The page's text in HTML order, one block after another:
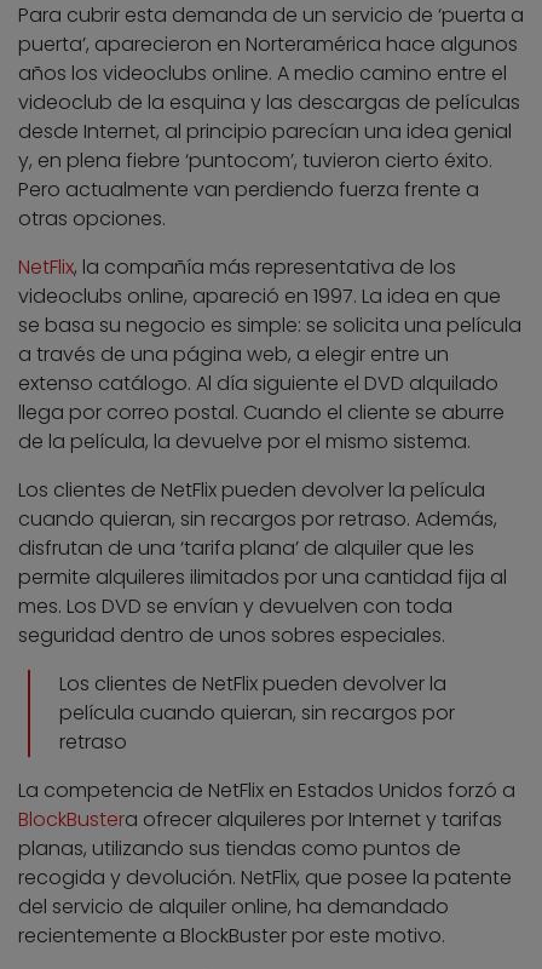
Para cubrir esta demanda de un servicio de ‘puerta a
puerta’, aparecieron en Norteramérica hace algunos
años los videoclubs online. A medio camino entre el
videoclub de la esquina y las descargas de películas
desde Internet, al principio parecían una idea genial
y, en plena fiebre ‘puntocom’, tuvieron cierto éxito.
Pero actualmente van perdiendo fuerza frente a
otras opciones.
NetFlix, la compañía más representativa de los
videoclubs online, apareció en 1997. La idea en que
se basa su negocio es simple: se solicita una película
a través de una página web, a elegir entre un
extenso catálogo. Al día siguiente el DVD alquilado
llega por correo postal. Cuando el cliente se aburre
de la película, la devuelve por el mismo sistema.
Los clientes de NetFlix pueden devolver la película
cuando quieran, sin recargos por retraso. Además,
disfrutan de una ‘tarifa plana’ de alquiler que les
permite alquileres ilimitados por una cantidad fija al
mes. Los DVD se envían y devuelven con toda
seguridad dentro de unos sobres especiales.
Los clientes de NetFlix pueden devolver la
película cuando quieran, sin recargos por
retraso
La competencia de NetFlix en Estados Unidos forzó a
BlockBustera ofrecer alquileres por Internet y tarifas
planas, utilizando sus tiendas como puntos de
recogida y devolución. NetFlix, que posee la patente
del servicio de alquiler online, ha demandado
recientemente a BlockBuster por este motivo.